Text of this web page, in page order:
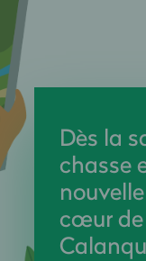
Dès la
chasse
cœur de